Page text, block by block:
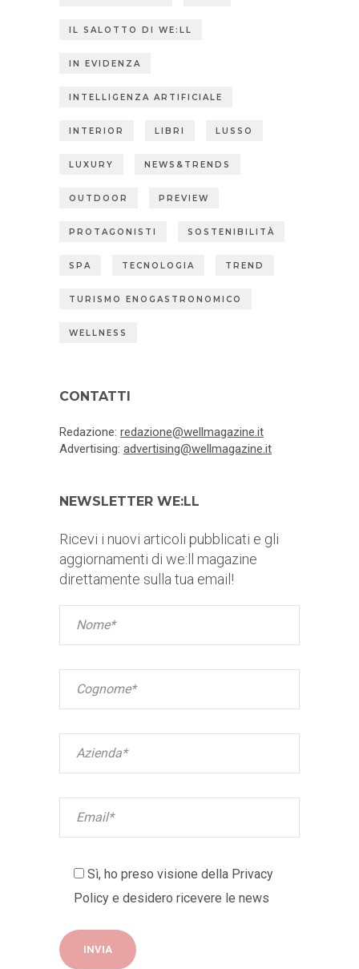
IL SALOTTO DI WE:LL
IN EVIDENZA
INTELLIGENZA ARTIFICIALE
INTERIOR LIBRI LUSSO
LUXURY NEWS&TRENDS
OUTDOOR PREVIEW
PROTAGONISTI SOSTENIBILITÀ
SPA TECNOLOGIA TREND
TURISMO ENOGASTRONOMICO
WELLNESS
CONTATTI
Redazione: redazione@wellmagazine.it
Advertising: advertising@wellmagazine.it
NEWSLETTER WE:LL
Ricevi i nuovi articoli pubblicati e gli
aggiornamenti di we:ll magazine
direttamente sulla tua email!
Sì, ho preso visione della Privacy
Policy e desidero ricevere le news